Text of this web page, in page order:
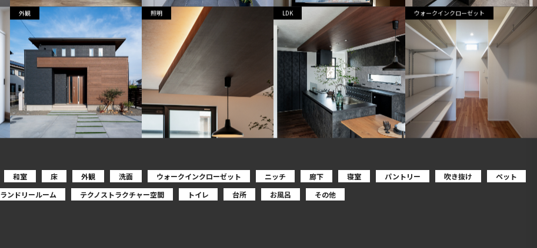
外観 照明 LDK ウォークインクローゼット
和室 床 外観 洗面 ウォークインクローゼット ニッチ 廊下 寝室 パントリー 吹き抜け
ペット
ランドリールーム テクノストラクチャー空間 トイレ 台所 お風呂 その他